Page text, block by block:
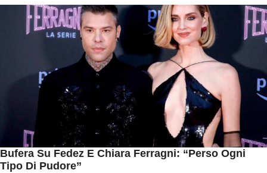
Bufera Su Fedez E Chiara Ferragni: “Perso Ogni
Tipo Di Pudore”